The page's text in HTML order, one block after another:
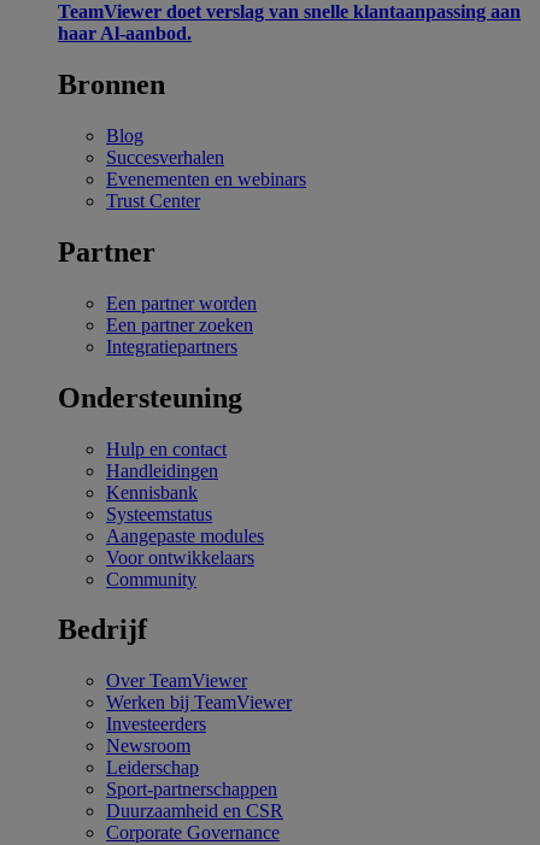
TeamViewer doet verslag van snelle klantaanpassing aan
haar Al-aanbod.
Bronnen
Blog
Succesverhalen
Evenementen en webinars
Trust Center
Partner
Een partner worden
Een partner zoeken
Integratiepartners
Ondersteuning
Hulp en contact
Handleidingen
Kennisbank
Systeemstatus
Aangepaste modules
Voor ontwikkelaars
Community
Bedrijf
Over TeamViewer
Werken bij TeamViewer
Investeerders
Newsroom
Leiderschap
Sport-partnerschappen
Duurzaamheid en CSR
Corporate Governance